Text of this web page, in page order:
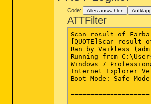
Code: Alles auswählen
ATTFilter
Scan result of
[QUOTE]Scan
Ran by Vaikless
Running from
Windows 7
Internet Explorer
Boot Mode: Safe